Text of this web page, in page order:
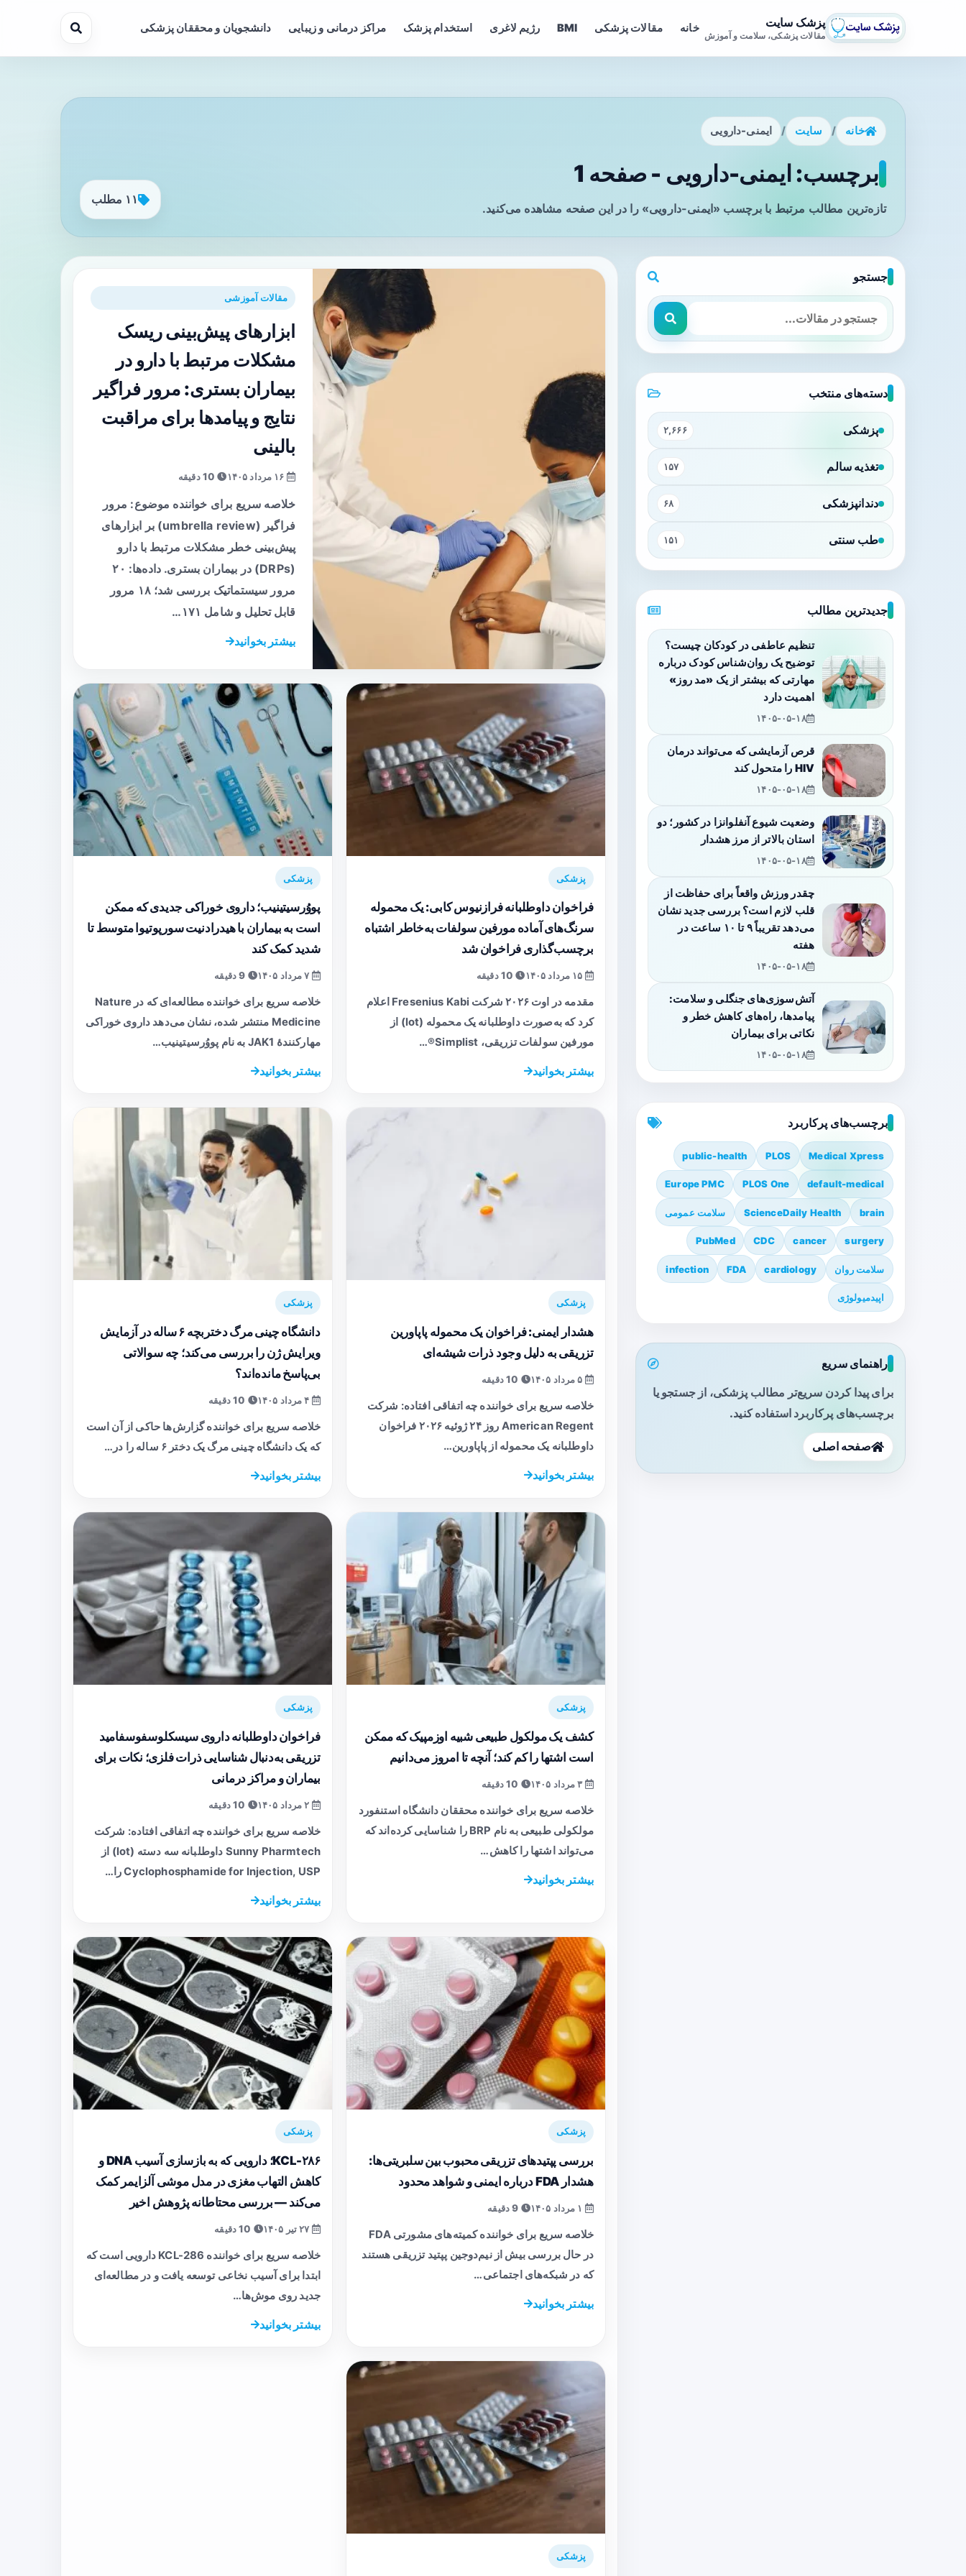
پزشک سایت
مقالات پزشکی، سلامت و آموزش
خانه مقالات پزشکی BMI رژیم لاغری استخدام پزشک مراکز درمانی و زیبایی دانشجویان و محققان پزشکی
خانه / سایت / ایمنی-دارویی
برچسب: ایمنی-دارویی - صفحه 1
تازه‌ترین مطالب مرتبط با برچسب «ایمنی-دارویی» را در این صفحه مشاهده می‌کنید.
۱۱ مطلب
مقالات آموزشی
ابزارهای پیش‌بینی ریسک
مشکلات مرتبط با دارو در
بیماران بستری: مرور فراگیر
نتایج و پیامدها برای مراقبت
بالینی
10 دقیقه
خلاصه سریع برای خواننده موضوع: مرور
فراگیر (umbrella review) بر ابزارهای
پیش‌بینی خطر مشکلات مرتبط با دارو
(DRPs) در بیماران بستری. داده‌ها: ۲۰
مرور سیستماتیک بررسی شد؛ ۱۸ مرور
قابل تحلیل و شامل ۱۷۱…
بیشتر بخوانید
پزشکی
فراخوان داوطلبانه فرازنیوس کابی: یک محموله
سرنگ‌های آماده مورفین سولفات به‌خاطر اشتباه
برچسب‌گذاری فراخوان شد
10 دقیقه
مقدمه در اوت ۲۰۲۶ شرکت Fresenius Kabi اعلام
کرد که به‌صورت داوطلبانه یک محموله (lot) از
مورفین سولفات تزریقی، Simplist®…
بیشتر بخوانید
پزشکی
پووُرسیتینیب؛ داروی خوراکی جدیدی که ممکن
است به بیماران با هیدرادنیت سورپوتیوا متوسط تا
شدید کمک کند
خلاصه سریع برای خواننده مطالعه‌ای که در Nature
Medicine منتشر شده، نشان می‌دهد داروی خوراکی
مهارکنندهٔ JAK1 به نام پووُرسیتینیب…
بیشتر بخوانید
پزشکی
هشدار ایمنی: فراخوان یک محموله پاپاورین
تزریقی به دلیل وجود ذرات شیشه‌ای
خلاصه سریع برای خواننده چه اتفاقی افتاده: شرکت
American Regent روز ۲۴ ژوئیه ۲۰۲۶ فراخوان
داوطلبانه یک محموله از پاپاورین…
بیشتر بخوانید
پزشکی
دانشگاه چینی مرگ دختربچه ۶ ساله در آزمایش
ویرایش ژن را بررسی می‌کند؛ چه سوالاتی
بی‌پاسخ مانده‌اند؟
خلاصه سریع برای خواننده گزارش‌ها حاکی از آن است
که یک دانشگاه چینی مرگ یک دختر ۶ ساله را در…
بیشتر بخوانید
پزشکی
کشف یک مولکول طبیعی شبیه اوزمپیک که ممکن
است اشتها را کم کند؛ آنچه تا امروز می‌دانیم
خلاصه سریع برای خواننده محققان دانشگاه استنفورد
مولکولی طبیعی به نام BRP را شناسایی کرده‌اند که
می‌تواند اشتها را کاهش…
بیشتر بخوانید
پزشکی
فراخوان داوطلبانه داروی سیسکلوسفوسفامید
تزریقی به‌دنبال شناسایی ذرات فلزی؛ نکات برای
بیماران و مراکز درمانی
خلاصه سریع برای خواننده چه اتفاقی افتاده: شرکت
Sunny Pharmtech داوطلبانه سه دسته (lot) از
Cyclophosphamide for Injection, USP را…
بیشتر بخوانید
پزشکی
بررسی پپتیدهای تزریقی محبوب بین سلبریتی‌ها:
هشدار FDA درباره ایمنی و شواهد محدود
خلاصه سریع برای خواننده کمیته‌های مشورتی FDA
در حال بررسی بیش از نیم‌دوجین پپتید تزریقی هستند
که در شبکه‌های اجتماعی…
بیشتر بخوانید
پزشکی
KCL-۲۸۶؛ دارویی که به بازسازی آسیب DNA و
کاهش التهاب مغزی در مدل موشی آلزایمر کمک
می‌کند — بررسی محتاطانه پژوهش اخیر
خلاصه سریع برای خواننده KCL-286 دارویی است که
ابتدا برای آسیب نخاعی توسعه یافت و در مطالعه‌ای
جدید روی موش‌ها…
بیشتر بخوانید
پزشکی
جستجو
دسته‌های منتخب
پزشکی ۲,۶۶۶
تغذیه سالم ۱۵۷
دندانپزشکی ۶۸
طب سنتی ۱۵۱
جدیدترین مطالب
تنظیم عاطفی در کودکان چیست؟
توضیح یک روان‌شناس کودک درباره
مهارتی که بیشتر از یک «مد روز»
اهمیت دارد
۱۴۰۵-۰۵-۱۸
قرص آزمایشی که می‌تواند درمان
HIV را متحول کند
۱۴۰۵-۰۵-۱۸
وضعیت شیوع آنفلوانزا در کشور؛ دو
استان بالاتر از مرز هشدار
۱۴۰۵-۰۵-۱۸
چقدر ورزش واقعاً برای حفاظت از
قلب لازم است؟ بررسی جدید نشان
می‌دهد تقریباً ۹ تا ۱۰ ساعت در
هفته
۱۴۰۵-۰۵-۱۸
آتش‌سوزی‌های جنگلی و سلامت:
پیامدها، راه‌های کاهش خطر و
نکاتی برای بیماران
۱۴۰۵-۰۵-۱۸
برچسب‌های پرکاربرد
Medical Xpress
PLOS
public-health
default-medical
PLOS One
Europe PMC
brain
ScienceDaily Health سلامت عمومی
surgery
cancer
CDC
PubMed
سلامت روان cardiology
FDA
infection
اپیدمیولوژی
راهنمای سریع
برای پیدا کردن سریع‌تر مطالب پزشکی، از جستجو یا
برچسب‌های پرکاربرد استفاده کنید.
صفحه اصلی